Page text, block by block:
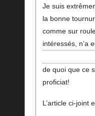
Je suis
la bonne
comme sur
intéressés, n’a
de quoi que ce
proficiat!
L’article ci-joint